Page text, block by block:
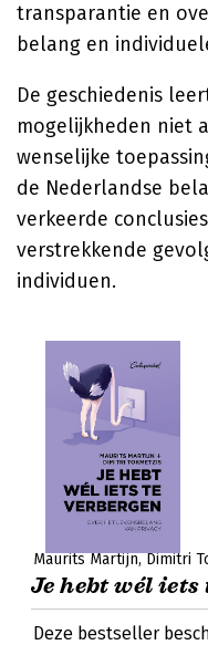
transparantie en
belang en
De geschiedenis
mogelijkheden niet
wenselijke
de Nederlandse
verkeerde
verstrekkende
individuen.
Maurits Martijn Dimitri
Je hebt wél
Deze bestseller